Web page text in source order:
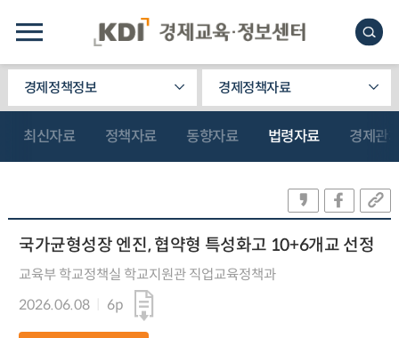
경제정책정보 경제정책자료
최신자료 정책자료 동향자료 법령자료 경제관
국가균형성장 엔진, 협약형 특성화고 10+6개교 선정
교육부 학교정책실 학교지원관 직업교육정책과
2026.06.08
6p